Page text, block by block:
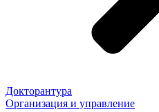
Докторантура
Организация и управление